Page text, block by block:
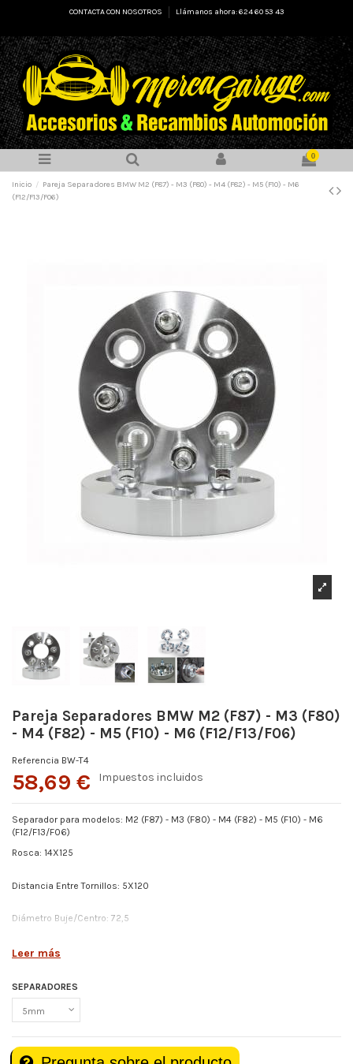
CONTACTA CON NOSOTROS Llámanos ahora: 624 60 53 43
0
Inicio
Pareja Separadores BMW M2 (F87) - M3 (F80) - M4 (F82) - M5 (F10) - M6
(F12/F13/F06)
Pareja Separadores BMW M2 (F87) - M3 (F80)
- M4 (F82) - M5 (F10) - M6 (F12/F13/F06)
Referencia BW-T4
58,69 € Impuestos incluidos
Separador para modelos: M2 (F87) - M3 (F80) - M4 (F82) - M5 (F10) - M6
(F12/F13/F06)
Rosca: 14X125
Distancia Entre Tornillos: 5X120
Diámetro Buje/Centro: 72,5
**ELEGIR GROSOR EN DESPLEGABLE **
Leer más
SEPARADORES